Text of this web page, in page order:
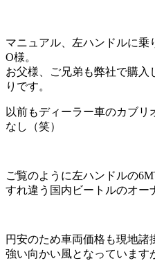
マニュアル、左ハンドルに乗
O様。
お父様、ご兄弟も弊社で購入
りです。
以前もディーラー車のカブ
なし（笑）
ご覧のように左ハンドルの
すれ違う国内ビートルのオー
円安のため車両価格も現地
強い向かい風となっています